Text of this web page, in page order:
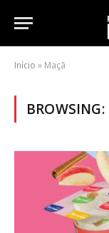
Início » Maçã
BROWSING: